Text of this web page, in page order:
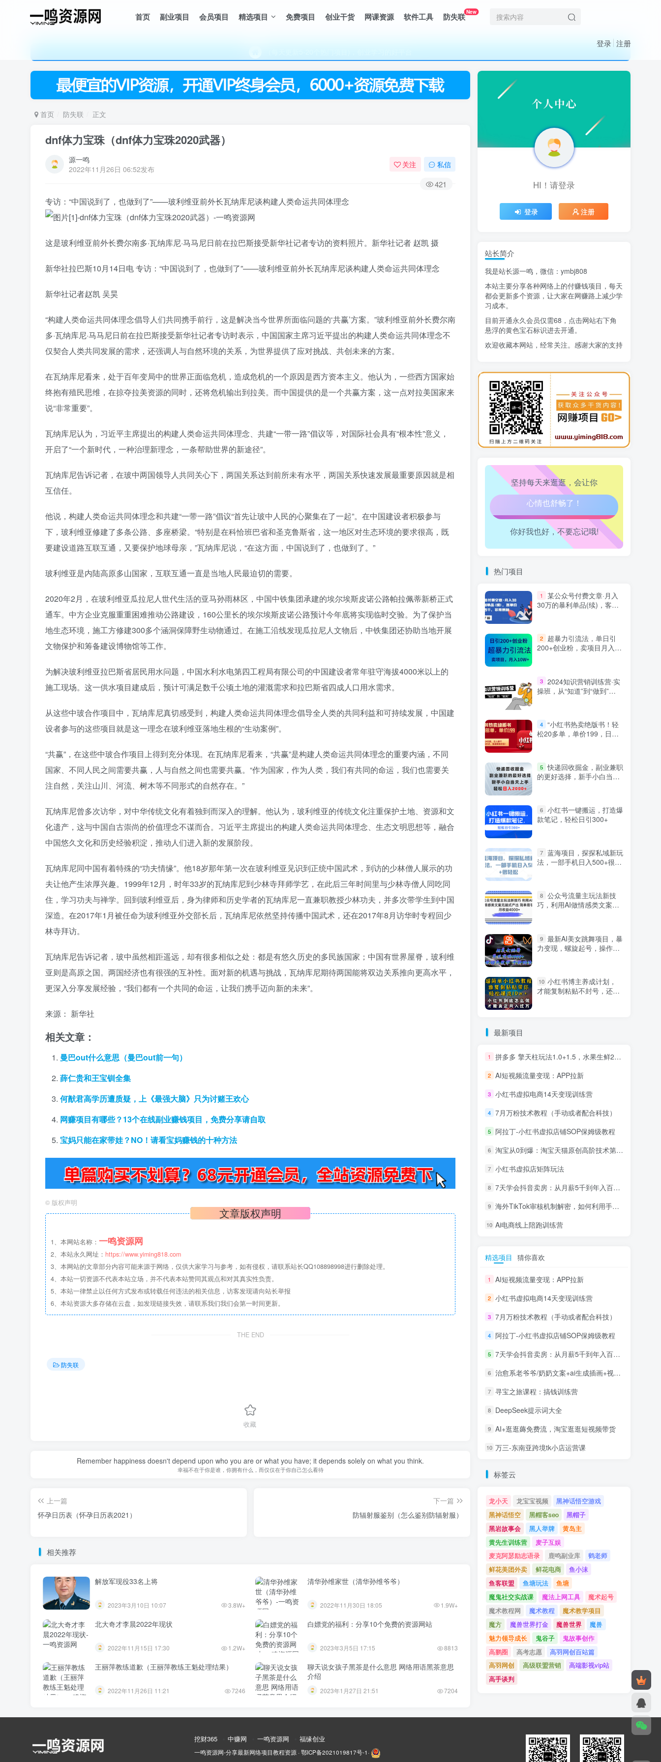
首页 副业项目 会员项目 精选项目 免费项目 创业干货 网课资源 软件工具 防失联New
登录 注册
（每天更新5-20个热门项目)，创业学习的好平台
欢迎访问一鸣资源网，本站汇集数千网创课程和项目
首页 防失联 正文
dnf体力宝珠（dnf体力宝珠2020武器）
源一鸣
2022年11月26日 06:52发布
关注 私信
421
专访：“中国说到了，也做到了”——玻利维亚前外长瓦纳库尼谈构建人类命运共同体理念
这是玻利维亚前外长费尔南多·瓦纳库尼·马马尼日前在拉巴斯接受新华社记者专访的资料照片。新华社记者 赵凯 摄
新华社拉巴斯10月14日电 专访：“中国说到了，也做到了”——玻利维亚前外长瓦纳库尼谈构建人类命运共同体理念
新华社记者赵凯 吴昊
“构建人类命运共同体理念倡导人们共同携手前行，这是解决当今世界所面临问题的‘共赢’方案。”玻利维亚前外长费尔南
多·瓦纳库尼·马马尼日前在拉巴斯接受新华社记者专访时表示，中国国家主席习近平提出的构建人类命运共同体理念不
仅契合人类共同发展的需求，还强调人与自然环境的关系，为世界提供了应对挑战、共创未来的方案。
在瓦纳库尼看来，处于百年变局中的世界正面临危机，造成危机的一个原因是西方资本主义。他认为，一些西方国家始
终抱有殖民思维，在掠夺拉美资源的同时，还将危机输出到拉美。而中国提供的是一个共赢方案，这一点对拉美国家来
说“非常重要”。
瓦纳库尼认为，习近平主席提出的构建人类命运共同体理念、共建“一带一路”倡议等，对国际社会具有“根本性”意义，
开启了“一个新时代，一种治理新理念，一条帮助世界的新途径”。
瓦纳库尼告诉记者，在玻中两国领导人共同关心下，两国关系达到前所未有水平，两国关系快速发展最重要原因就是相
互信任。
他说，构建人类命运共同体理念和共建“一带一路”倡议“首先让玻中人民的心聚集在了一起”。在中国建设者积极参与
下，玻利维亚修建了多条公路、多座桥梁。“特别是在科恰班巴省和圣克鲁斯省，这一地区对生态环境的要求很高，既
要建设道路互联互通，又要保护地球母亲，”瓦纳库尼说，“在这方面，中国说到了，也做到了。”
玻利维亚是内陆高原多山国家，互联互通一直是当地人民最迫切的需要。
2020年2月，在玻利维亚瓜拉尼人世代生活的亚马孙雨林区，中国中铁集团承建的埃尔埃斯皮诺公路帕拉佩蒂新桥正式
通车。中方企业克服重重困难推动公路建设，160公里长的埃尔埃斯皮诺公路预计今年底将实现临时交验。为了保护当
地生态环境，施工方修建300多个涵洞保障野生动物通过。在施工沿线发现瓜拉尼人文物后，中铁集团还协助当地开展
文物保护和筹备建设博物馆等工作。
为解决玻利维亚拉巴斯省居民用水问题，中国水利水电第四工程局有限公司的中国建设者常年驻守海拔4000米以上的
施工现场。这一供水项目建成后，预计可满足数千公顷土地的灌溉需求和拉巴斯省四成人口用水需求。
从这些中玻合作项目中，瓦纳库尼真切感受到，构建人类命运共同体理念倡导全人类的共同利益和可持续发展，中国建
设者参与的这些项目就是这一理念在玻利维亚落地生根的“生动案例”。
“共赢”，在这些中玻合作项目上得到充分体现。在瓦纳库尼看来，“共赢”是构建人类命运共同体理念的重要内涵，不同
国家、不同人民之间需要共赢，人与自然之间也需要共赢。“作为国家，作为人类，我们有共同的命运，我们也需要关
注自然，关注山川、河流、树木等不同形式的自然存在。”
瓦纳库尼曾多次访华，对中华传统文化有着独到而深入的理解。他认为，玻利维亚的传统文化注重保护土地、资源和文
化遗产，这与中国自古崇尚的价值理念不谋而合。习近平主席提出的构建人类命运共同体理念、生态文明思想等，融合
中国悠久文化和历史经验积淀，推动人们进入新的发展阶段。
瓦纳库尼同中国有着特殊的“功夫情缘”。他18岁那年第一次在玻利维亚见识到正统中国武术，到访的少林僧人展示的功
夫让他产生浓厚兴趣。1999年12月，时年33岁的瓦纳库尼到少林寺拜师学艺，在此后三年时间里与少林寺僧人同吃同
住，学习功夫与禅学。回到玻利维亚后，身为律师和历史学者的瓦纳库尼一直兼职教授少林功夫，并多次带学生到中国
深造。在2017年1月被任命为玻利维亚外交部长后，瓦纳库尼依然坚持传播中国武术，还在2017年8月访华时专程回少
林寺拜访。
瓦纳库尼告诉记者，玻中虽然相距遥远，却有很多相似之处：都是有悠久历史的多民族国家；中国有世界屋脊，玻利维
亚则是高原之国。两国经济也有很强的互补性。面对新的机遇与挑战，瓦纳库尼期待两国能将双边关系推向更高水平，
更深入分享发展经验，“我们都有一个共同的命运，让我们携手迈向新的未来”。
来源： 新华社
相关文章：
曼巴out什么意思（曼巴out前一句）
薛仁贵和王宝钏全集
何猷君高学历遭质疑，上《最强大脑》只为讨赌王欢心
网赚项目有哪些？13个在线副业赚钱项目，免费分享请自取
宝妈只能在家带娃？NO！请看宝妈赚钱的十种方法
© 版权声明
文章版权声明
1、本网站名称： 一鸣资源网
2、本站永久网址： https://www.yiming818.com
3、本网站的文章部分内容可能来源于网络，仅供大家学习与参考，如有侵权，请联系站长QQ108898998进行删除处理。
4、本站一切资源不代表本站立场，并不代表本站赞同其观点和对其真实性负责。
5、本站一律禁止以任何方式发布或转载任何违法的相关信息，访客发现请向站长举报
6、本站资源大多存储在云盘，如发现链接失效，请联系我们我们会第一时间更新。
THE END
防失联
收藏
Remember happiness doesn't depend upon who you are or what you have; it depends solely on what you think.
幸福不在于你是谁，你拥有什么，而仅仅在于你自己怎么看待
上一篇
怀孕日历表（怀孕日历表2021）
下一篇
防辐射服鉴别（怎么鉴别防辐射服）
相关推荐
解放军现役33名上将
2023年3月10日 10:07 3.8W+
清华孙维家世（清华孙维爷爷）
2022年11月30日 18:05 1.9W+
北大奇才李晨2022年现状
2022年11月15日 17:30 1.2W+
白嫖党的福利：分享10个免费的资源网站
2023年3月5日 17:15 8813
王丽萍教练道歉（王丽萍教练王魁处理结果）
2022年11月26日 11:21 7246
聊天说女孩子黑茶是什么意思 网络用语黑茶意思
介绍
2023年1月27日 21:51 7204
HI！请登录
登录 注册
精选项目
1 AI短视频流量变现：APP拉新
2 小红书虚拟电商14天变现训练营
7月万粉技术教程（手动或者配合科技）
4 阿拉丁-小红书虚拟店铺SOP保姆级教程
5 7天学会抖音卖房：从月薪5千到年入百万，新时代房产经纪人必备技能
寻宝之旅课程：搞钱训练营
8 DeepSeek提示词大全
9 AI+逛逛薅免费流，淘宝逛逛短视频带货
10 万三-东南亚跨境tk小店运营课
HI！请登录
登录 注册
站长简介
我是站长源一鸣，微信：ymbj808
本站主要分享各种网络上的付赚钱项目，每天
都会更新多个资源，让大家在网赚路上减少学
习成本。
目前开通永久会员仅需68，点击网站右下角
悬浮的黄色宝石标识进去开通。
欢迎收藏本网站，经常关注。感谢大家的支持
坚持每天来逛逛，会让你
生活也美好了！
心情也舒畅了！
走路也有劲了！
腰也不酸了！
工作也轻松了！
你好我也好，不要忘记哦!
热门项目
1
某公众号付费文章·月入
30万的暴利单品(续)，客单
2
超暴力引流法，单日引
200+创业粉，卖项目月入10
3 2024知识营销训练营·实
操班，从“知道”到“做到”
4 “小红书热卖绝版书！轻
松20多单，单价199，日入
5 快递回收掘金，副业兼职
的更好选择，新手小白当天
6 小红书一键搬运，打造爆
款笔记，轻松日引300+
7 蓝海项目，探探私域新玩
法，一部手机日入500+很轻
8 公众号流量主玩法新技
巧，利用AI做情感类文案无
9 最新AI美女跳舞项目，暴
力变现，螺旋起号，操作简
10 小红书博主养成计划，
才能复制粘贴不封号，还能
最新项目
1 拼多多 擎天柱玩法1.0+1.5，水果生鲜2小时起量,标品2天爆单,利润率提升30%
2 AI短视频流量变现：APP拉新
3 小红书虚拟电商14天变现训练营
4 7月万粉技术教程（手动或者配合科技）
5 阿拉丁-小红书虚拟店铺SOP保姆级教程
6 淘宝从0到爆：淘宝天猫原创高阶技术第69期
7 小红书虚拟店矩阵玩法
8 7天学会抖音卖房：从月薪5千到年入百万，新时代房产经纪人必备技能
9 海外TikTok审核机制解密，如何利用手法轻松搬运过审
10 Ai电商线上陪跑训练营
精选项目 猜你喜欢
1 AI短视频流量变现：APP拉新
2 小红书虚拟电商14天变现训练营
3 7月万粉技术教程（手动或者配合科技）
4 阿拉丁-小红书虚拟店铺SOP保姆级教程
5 7天学会抖音卖房：从月薪5千到年入百万，新时代房产经纪人必备技能
6 治愈系老爷爷/奶奶文案+ai生成插画+视频号广告分成项目
7 寻宝之旅课程：搞钱训练营
8 DeepSeek提示词大全
9 AI+逛逛薅免费流，淘宝逛逛短视频带货
10 万三-东南亚跨境tk小店运营课
标签云
龙小天 龙宝宝视频
黑神话悟空游戏
黑神话悟空
黑帽客seo
黑帽子
黑岩故事会
黑人举牌
黄岛主
黄先生训练营
麦子互娱
麦克阿瑟励志语录
鹿鸣副业库
鹤老师
鲜花美团外卖
鲜花电商
鱼小沫
鱼客联盟
鱼塘玩法
鱼塘
魔鬼社交实战课
魔法上网工具
魔术起号
魔术教程网
魔术教程
魔术教学项目
魔方
魔兽世界打金 魔兽世界
魔兽
魅力领导成长
鬼谷子
鬼故事创作
高鹏圈
高考志愿
高羽网创百站篇
高羽网创
高级联盟营销
高端影视vip站
高手谈判
挖财365 中赚网 一鸣资源网 福缘创业
一鸣资源网-分享最新网络项目教程资源 · 鄂ICP备2021019817号-1 ·